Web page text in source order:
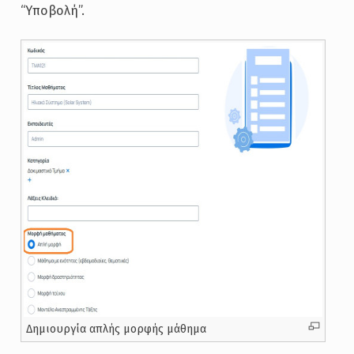
“Υποβολή”.
Δημιουργία απλής μορφής μάθημα